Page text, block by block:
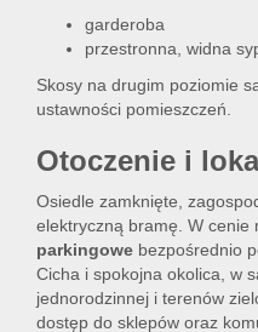
garderoba
przestronna, widna
Skosy na drugim poziomie
ustawności pomieszczeń.
Otoczenie i
Osiedle zamknięte,
elektryczną bramę. W cenie
parkingowe bezpośrednio
Cicha i spokojna okolica, w
jednorodzinnej i terenów
dostęp do sklepów oraz